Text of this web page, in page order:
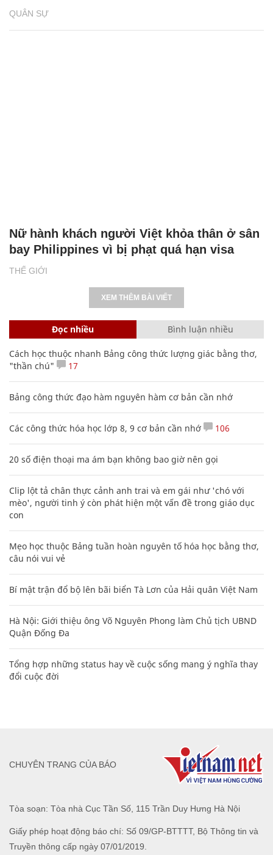
QUÂN SỰ
THẾ GIỚI
Nữ hành khách người Việt khỏa thân ở sân
bay Philippines vì bị phạt quá hạn visa
XEM THÊM BÀI VIẾT
Đọc nhiều Bình luận nhiều
Cách học thuộc nhanh Bảng công thức lượng giác bằng thơ,
"thần chú"
17
Bảng công thức đạo hàm nguyên hàm cơ bản cần nhớ
Các công thức hóa học lớp 8, 9 cơ bản cần nhớ 106
20 số điện thoại ma ám bạn không bao giờ nên gọi
Clip lột tả chân thực cảnh anh trai và em gái như 'chó với
mèo', người tinh ý còn phát hiện một vấn đề trong giáo dục
con
Mẹo học thuộc Bảng tuần hoàn nguyên tố hóa học bằng thơ,
câu nói vui vẻ
Bí mật trận đổ bộ lên bãi biển Tà Lơn của Hải quân Việt Nam
Hà Nội: Giới thiệu ông Võ Nguyên Phong làm Chủ tịch UBND
Quận Đống Đa
Tổng hợp những status hay về cuộc sống mang ý nghĩa thay
đổi cuộc đời
Tòa soạn: Tòa nhà Cục Tần Số, 115 Trần Duy Hưng Hà Nội
Giấy phép hoạt động báo chí: Số 09/GP-BTTTT, Bộ Thông tin và
Truyền thông cấp ngày 07/01/2019.
CHUYÊN TRANG CỦA BÁO